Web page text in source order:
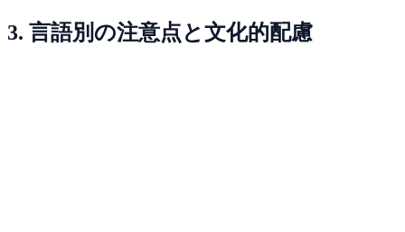
3. 言語別の注意点と文化的配慮